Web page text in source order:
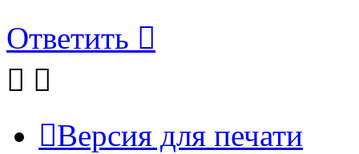
Ответить
Версия для печати